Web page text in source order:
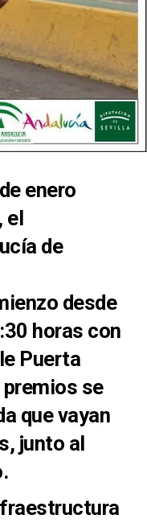
enero
el
de
desde
horas con
Puerta
premios se
que vayan
junto al